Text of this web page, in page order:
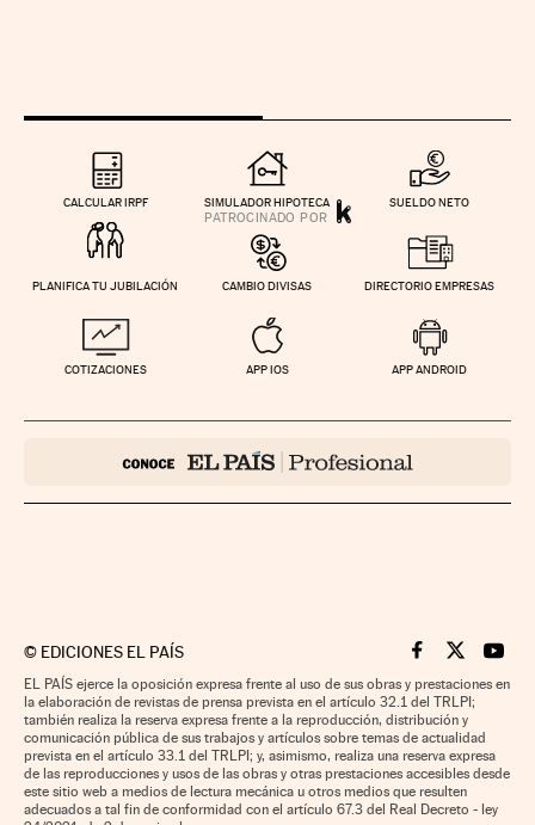
CALCULAR IRPF SIMULADOR HIPOTECA SUELDO NETO
PLANIFICA TU JUBILACIÓN CAMBIO DIVISAS DIRECTORIO EMPRESAS
COTIZACIONES APP IOS APP ANDROID
© EDICIONES EL PAÍS Cinco Días en
Cinco Días
Cinco
EL PAÍS ejerce la oposición expresa frente al uso de sus obras y prestaciones en
la elaboración de revistas de prensa prevista en el artículo 32.1 del TRLPI;
también realiza la reserva expresa frente a la reproducción, distribución y
comunicación pública de sus trabajos y artículos sobre temas de actualidad
prevista en el artículo 33.1 del TRLPI; y, asimismo, realiza una reserva expresa
de las reproducciones y usos de las obras y otras prestaciones accesibles desde
este sitio web a medios de lectura mecánica u otros medios que resulten
adecuados a tal fin de conformidad con el artículo 67.3 del Real Decreto - ley